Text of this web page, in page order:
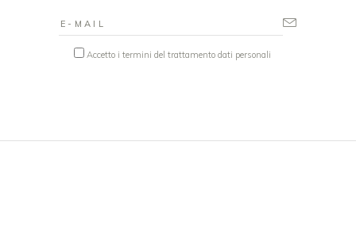
Accetto i termini del trattamento dati personali